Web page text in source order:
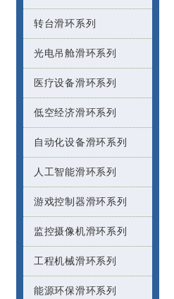
转台滑环系列
光电吊舱滑环系列
医疗设备滑环系列
低空经济滑环系列
自动化设备滑环系列
人工智能滑环系列
游戏控制器滑环系列
监控摄像机滑环系列
工程机械滑环系列
能源环保滑环系列